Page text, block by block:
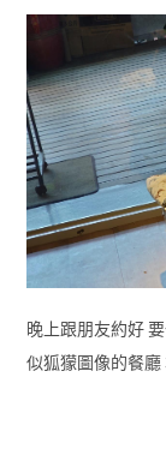
晚上跟朋友約好
似狐獴圖像的餐